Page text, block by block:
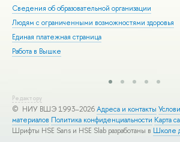
Сведения об образовательной организации
Людям с ограниченными возможностями здоровья
Единая платежная страница
Работа в Вышке
Редактору
© НИУ ВШЭ 1993–2026Адреса и контакты
материалов Политика конфиденциальности Карта
Шрифты HSE Sans и HSE Slab разработаны в Школе